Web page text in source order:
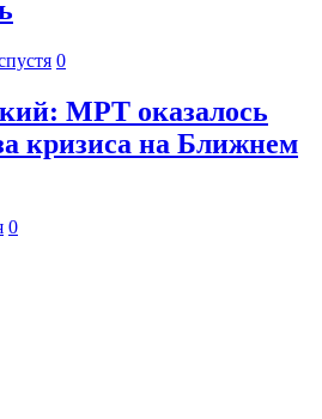
0
МРТ оказалось
кризиса на Ближнем
0